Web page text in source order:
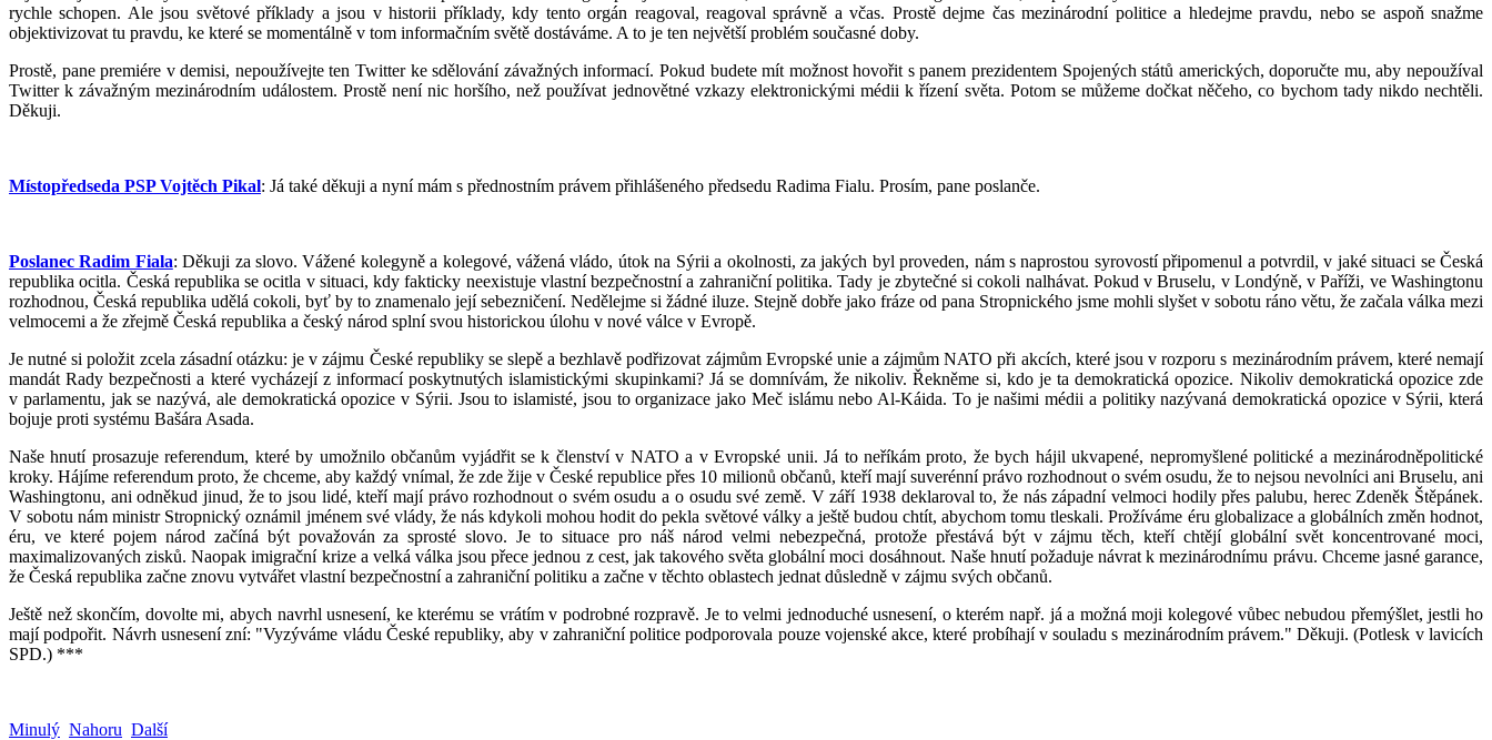
rychle schopen. Ale jsou světové příklady a jsou v historii příklady, kdy tento orgán reagoval, reagoval správně a včas. Prostě dejme čas mezinárodní politice a hledejme pravdu, nebo se aspoň snažme
objektivizovat tu pravdu, ke které se momentálně v tom informačním světě dostáváme. A to je ten největší problém současné doby.
Prostě, pane premiére v demisi, nepoužívejte ten Twitter ke sdělování závažných informací. Pokud budete mít možnost hovořit s panem prezidentem Spojených států amerických, doporučte mu, aby nepoužíval
Twitter k závažným mezinárodním událostem. Prostě není nic horšího, než používat jednovětné vzkazy elektronickými médii k řízení světa. Potom se můžeme dočkat něčeho, co bychom tady nikdo nechtěli.
Děkuji.
Místopředseda PSP Vojtěch Pikal: Já také děkuji a nyní mám s přednostním právem přihlášeného předsedu Radima Fialu. Prosím, pane poslanče.
Poslanec Radim Fiala: Děkuji za slovo. Vážené kolegyně a kolegové, vážená vládo, útok na Sýrii a okolnosti, za jakých byl proveden, nám s naprostou syrovostí připomenul a potvrdil, v jaké situaci se Česká
republika ocitla. Česká republika se ocitla v situaci, kdy fakticky neexistuje vlastní bezpečnostní a zahraniční politika. Tady je zbytečné si cokoli nalhávat. Pokud v Bruselu, v Londýně, v Paříži, ve Washingtonu
rozhodnou, Česká republika udělá cokoli, byť by to znamenalo její sebezničení. Nedělejme si žádné iluze. Stejně dobře jako fráze od pana Stropnického jsme mohli slyšet v sobotu ráno větu, že začala válka mezi
velmocemi a že zřejmě Česká republika a český národ splní svou historickou úlohu v nové válce v Evropě.
Je nutné si položit zcela zásadní otázku: je v zájmu České republiky se slepě a bezhlavě podřizovat zájmům Evropské unie a zájmům NATO při akcích, které jsou v rozporu s mezinárodním právem, které nemají
mandát Rady bezpečnosti a které vycházejí z informací poskytnutých islamistickými skupinkami? Já se domnívám, že nikoliv. Řekněme si, kdo je ta demokratická opozice. Nikoliv demokratická opozice zde
v parlamentu, jak se nazývá, ale demokratická opozice v Sýrii. Jsou to islamisté, jsou to organizace jako Meč islámu nebo Al-Káida. To je našimi médii a politiky nazývaná demokratická opozice v Sýrii, která
bojuje proti systému Bašára Asada.
Naše hnutí prosazuje referendum, které by umožnilo občanům vyjádřit se k členství v NATO a v Evropské unii. Já to neříkám proto, že bych hájil ukvapené, nepromyšlené politické a mezinárodněpolitické
kroky. Hájíme referendum proto, že chceme, aby každý vnímal, že zde žije v České republice přes 10 milionů občanů, kteří mají suverénní právo rozhodnout o svém osudu, že to nejsou nevolníci ani Bruselu, ani
Washingtonu, ani odněkud jinud, že to jsou lidé, kteří mají právo rozhodnout o svém osudu a o osudu své země. V září 1938 deklaroval to, že nás západní velmoci hodily přes palubu, herec Zdeněk Štěpánek.
V sobotu nám ministr Stropnický oznámil jménem své vlády, že nás kdykoli mohou hodit do pekla světové války a ještě budou chtít, abychom tomu tleskali. Prožíváme éru globalizace a globálních změn hodnot,
éru, ve které pojem národ začíná být považován za sprosté slovo. Je to situace pro náš národ velmi nebezpečná, protože přestává být v zájmu těch, kteří chtějí globální svět koncentrované moci,
maximalizovaných zisků. Naopak imigrační krize a velká válka jsou přece jednou z cest, jak takového světa globální moci dosáhnout. Naše hnutí požaduje návrat k mezinárodnímu právu. Chceme jasné garance,
že Česká republika začne znovu vytvářet vlastní bezpečnostní a zahraniční politiku a začne v těchto oblastech jednat důsledně v zájmu svých občanů.
Ještě než skončím, dovolte mi, abych navrhl usnesení, ke kterému se vrátím v podrobné rozpravě. Je to velmi jednoduché usnesení, o kterém např. já a možná moji kolegové vůbec nebudou přemýšlet, jestli ho
mají podpořit. Návrh usnesení zní: "Vyzýváme vládu České republiky, aby v zahraniční politice podporovala pouze vojenské akce, které probíhají v souladu s mezinárodním právem." Děkuji. (Potlesk v lavicích
SPD.) ***
Minulý Nahoru Další